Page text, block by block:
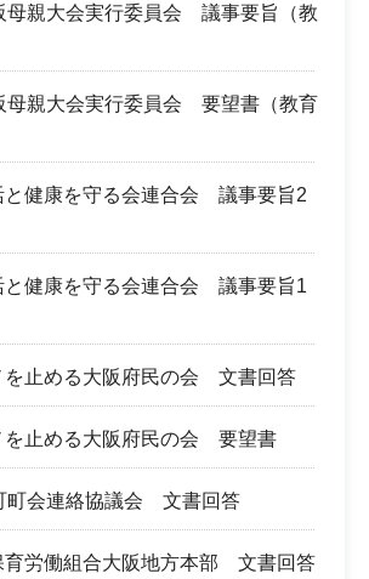
母親大会実行委員会 議事要旨（教
母親大会実行委員会 要望書（教育
と健康を守る会連合会 議事要旨2
と健康を守る会連合会 議事要旨1
を止める大阪府民の会 文書回答
を止める大阪府民の会 要望書
町会連絡協議会 文書回答
育労働組合大阪地方本部 文書回答